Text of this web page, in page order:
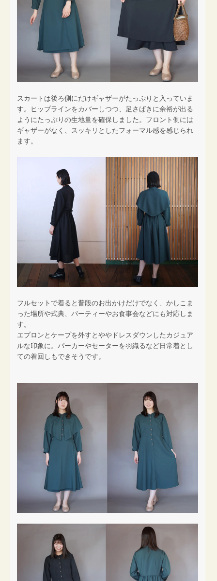
スカートは後ろ側にだけギャザーがたっぷりと入っていま
す。ヒップラインをカバーしつつ、足さばきに余裕が出る
ようにたっぷりの生地量を確保しました。フロント側には
ギャザーがなく、スッキリとしたフォーマル感を感じられ
ます。
フルセットで着ると普段のお出かけだけでなく、かしこま
った場所や式典、パーティーやお食事会などにも対応しま
す。
エプロンとケープを外すとややドレスダウンしたカジュア
ルな印象に。パーカーやセーターを羽織るなど日常着とし
ての着回しもできそうです。